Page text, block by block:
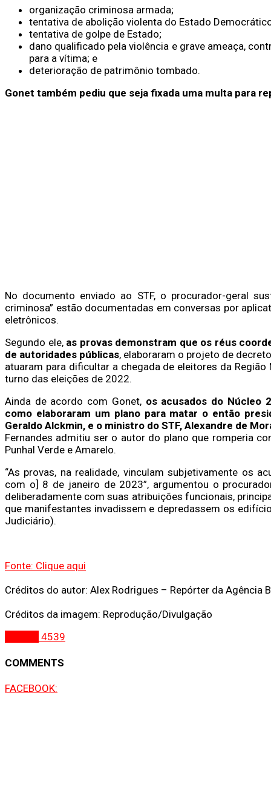
organização criminosa armada;
tentativa de abolição violenta do Estado
tentativa de golpe de Estado;
dano qualificado pela violência e grave ameaça,
para a vítima; e
deterioração de patrimônio tombado.
Gonet também pediu que seja fixada uma multa para
No documento enviado ao STF, o procurador-geral
criminosa” estão documentadas em conversas por
eletrônicos.
Segundo ele, as provas demonstram que os réus
de autoridades públicas, elaboraram o projeto de
atuaram para dificultar a chegada de eleitores da
turno das eleições de 2022.
Ainda de acordo com Gonet, os acusados do Núcleo
como elaboraram um plano para matar o então
Geraldo Alckmin, e o ministro do STF, Alexandre de
Fernandes admitiu ser o autor do plano que romperia
Punhal Verde e Amarelo.
“As provas, na realidade, vinculam subjetivamente os
com o] 8 de janeiro de 2023”, argumentou o
deliberadamente com suas atribuições funcionais,
que manifestantes invadissem e depredassem os
Judiciário).
Fonte: Clique aqui
Créditos do autor: Alex Rodrigues – Repórter da Agência
Créditos da imagem: Reprodução/Divulgação
4539
COMMENTS
FACEBOOK: